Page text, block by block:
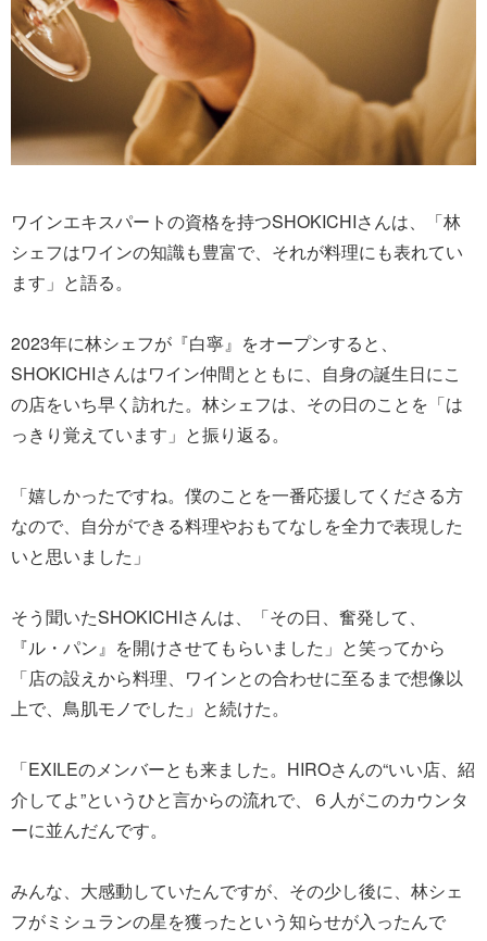
ワインエキスパートの資格を持つSHOKICHIさんは、「林
シェフはワインの知識も豊富で、それが料理にも表れてい
ます」と語る。
2023年に林シェフが『白寧』をオープンすると、
SHOKICHIさんはワイン仲間とともに、自身の誕生日にこ
の店をいち早く訪れた。林シェフは、その日のことを「は
っきり覚えています」と振り返る。
「嬉しかったですね。僕のことを一番応援してくださる方
なので、自分ができる料理やおもてなしを全力で表現した
いと思いました」
そう聞いたSHOKICHIさんは、「その日、奮発して、
『ル・パン』を開けさせてもらいました」と笑ってから
「店の設えから料理、ワインとの合わせに至るまで想像以
上で、鳥肌モノでした」と続けた。
「EXILEのメンバーとも来ました。HIROさんの“いい店、紹
介してよ”というひと言からの流れで、６人がこのカウンタ
ーに並んだんです。
みんな、大感動していたんですが、その少し後に、林シェ
フがミシュランの星を獲ったという知らせが入ったんで